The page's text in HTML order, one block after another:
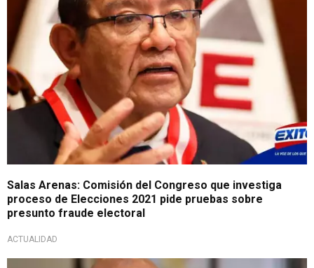
Salas Arenas: Comisión del Congreso que investiga
proceso de Elecciones 2021 pide pruebas sobre
presunto fraude electoral
ACTUALIDAD